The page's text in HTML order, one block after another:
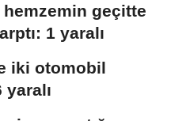
geçitte
1 yaralı
iki otomobil
yaralı